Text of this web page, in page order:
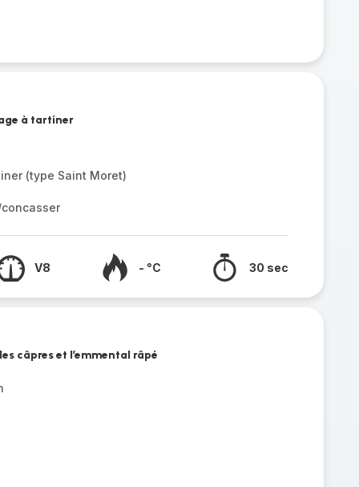
à tartiner
(type Saint Moret)
V8 - °C 30 sec
câpres et l’emmental râpé